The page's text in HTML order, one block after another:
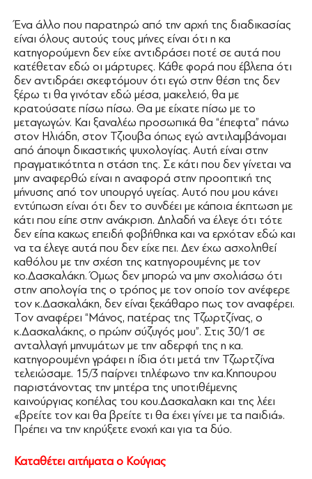
Ένα άλλο που παρατηρώ από την αρχή της διαδικασίας
είναι όλους αυτούς τους μήνες είναι ότι η κα
κατηγορούμενη δεν είχε αντιδράσει ποτέ σε αυτά που
κατέθεταν εδώ οι μάρτυρες. Κάθε φορά που έβλεπα ότι
δεν αντιδράει σκεφτόμουν ότι εγώ στην θέση της δεν
ξέρω τι θα γινόταν εδώ μέσα, μακελειό, θα με
κρατούσατε πίσω πίσω. Θα με είχατε πίσω με το
μεταγωγών. Και ξαναλέω προσωπικά θα “έπεφτα” πάνω
στον Ηλιάδη, στον Τζιουβα όπως εγώ αντιλαμβάνομαι
από άποψη δικαστικής ψυχολογίας. Αυτή είναι στην
πραγματικότητα η στάση της. Σε κάτι που δεν γίνεται να
μην αναφερθώ είναι η αναφορά στην προοπτική της
μήνυσης από τον υπουργό υγείας. Αυτό που μου κάνει
εντύπωση είναι ότι δεν το συνδέει με κάποια έκπτωση με
κάτι που είπε στην ανάκριση. Δηλαδή να έλεγε ότι τότε
δεν είπα κακως επειδή φοβήθηκα και να ερχόταν εδώ και
να τα έλεγε αυτά που δεν είχε πει. Δεν έχω ασχοληθεί
καθόλου με την σχέση της κατηγορουμένης με τον
κο.Δασκαλάκη. Όμως δεν μπορώ να μην σχολιάσω ότι
στην απολογία της ο τρόπος με τον οποίο τον ανέφερε
τον κ.Δασκαλάκη, δεν είναι ξεκάθαρο πως τον αναφέρει.
Τον αναφέρει “Μάνος, πατέρας της Τζωρτζίνας, ο
κ.Δασκαλάκης, ο πρώην σύζυγός μου”. Στις 30/1 σε
ανταλλαγή μηνυμάτων με την αδερφή της η κα.
κατηγορουμένη γράφει η ίδια ότι μετά την Τζωρτζίνα
τελειώσαμε. 15/3 παίρνει τηλέφωνο την κα.Κηπουρου
παριστάνοντας την μητέρα της υποτιθέμενης
καινούργιας κοπέλας του κου.Δασκαλακη και της λέει
«βρείτε τον και θα βρείτε τι θα έχει γίνει με τα παιδιά».
Πρέπει να την κηρύξετε ενοχή και για τα δύο.
Καταθέτει αιτήματα ο Κούγιας